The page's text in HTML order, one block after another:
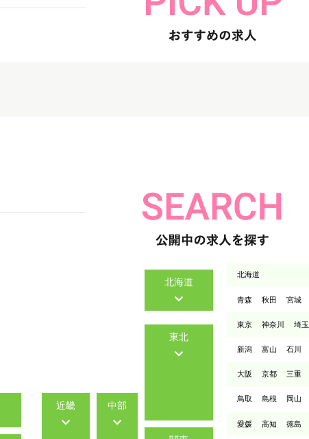
北海道
東北
中部
近畿
北海道
青森 秋田 宮城
東京 神奈川 埼玉
新潟 富山 石川
大阪 京都 三重
鳥取 島根 岡山
愛媛 高知 徳島